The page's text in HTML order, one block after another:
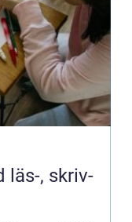
läs-, skriv-